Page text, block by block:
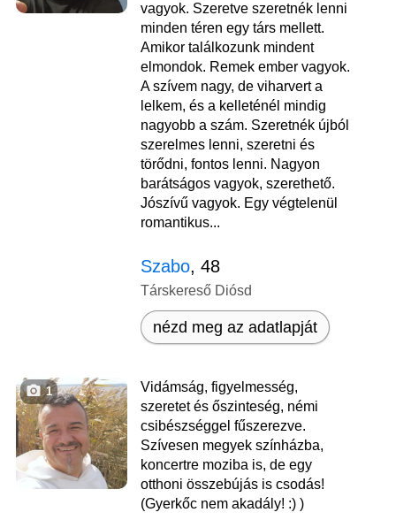
vagyok. Szeretve szeretnék lenni
minden téren egy társ mellett.
Amikor találkozunk mindent
elmondok. Remek ember vagyok.
A szívem nagy, de viharvert a
lelkem, és a kelleténél mindig
nagyobb a szám. Szeretnék újból
szerelmes lenni, szeretni és
törődni, fontos lenni. Nagyon
barátságos vagyok, szerethető.
Jószívű vagyok. Egy végtelenül
romantikus...
Szabo, 48
Társkereső Diósd
nézd meg az adatlapját
1
Vidámság, figyelmesség,
szeretet és őszinteség, némi
csibészséggel fűszerezve.
Szívesen megyek színházba,
koncertre moziba is, de egy
otthoni összebújás is csodás!
(Gyerkőc nem akadály! :) )